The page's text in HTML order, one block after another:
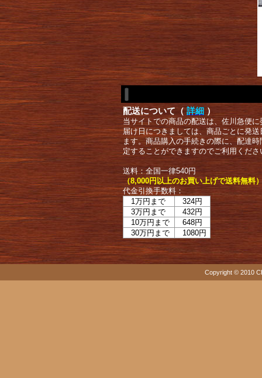
配送について（ 詳細 ）
当サイトでの商品の配送は、佐川急便
届け日につきましては、商品ごとに発
ます。商品購入の手続きの際に、配達
定することができますのでご利用くださ
送料：全国一律540円
（8,000円以上のお買い上げで送料無料
代金引換手数料：
1万円まで
324円
3万円まで
432円
10万円まで
648円
30万円まで
1080円
Copyright © 2010